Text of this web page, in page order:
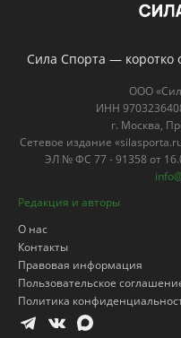
Сила Спорта — коротко
ООО
ИНН
г. Москва,
Сетевое издание
ЭЛ № ФС 77 - 91358 от
Редакция и авторы
О нас
Контакты
Правовая информация
Пользовательское
Политика